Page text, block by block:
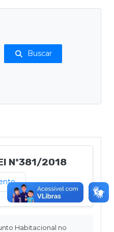
Buscar
Nº381/2018
Habitacional no